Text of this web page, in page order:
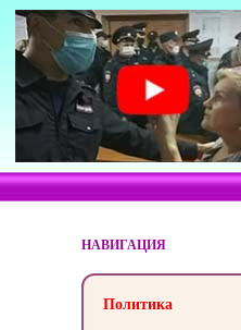
НАВИГАЦИЯ
Политика